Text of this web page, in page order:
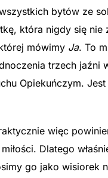
bytów ze
która nigdy się
mówimy Ja. To
trzech jaźni
Opiekuńczym. Jest
więc
Dlatego
go jako wisiorek